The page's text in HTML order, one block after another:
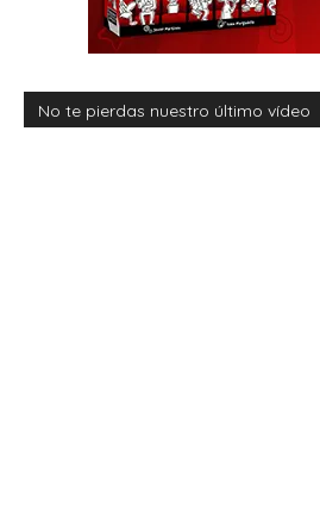
No te pierdas nuestro último vídeo